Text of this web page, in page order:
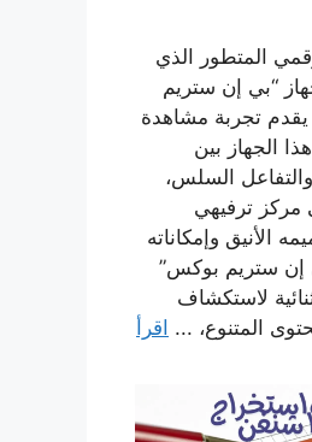
المتطور الذي
“بي إن ستريم
يقدم تجربة مشاهدة
الجهاز بين
والتفاعل السلس،
مركز ترفيهي
الأنيق وإمكاناته
إن ستريم بوكس”
لاستكشاف
المتنوع، ... اقرأ